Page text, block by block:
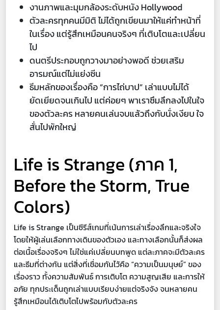
งานภาพและมุมกล้องระดับหนัง Hollywood
ตัวละครทุกคนมีมิติ ไม่ได้ถูกเขียนมาให้แค่ทำหน้าที่
ในเรื่อง แต่รู้สึกเหมือนคนจริงๆ ที่เติบโตและเปลี่ยน
ไป
ดนตรีประกอบถูกวางมาอย่างพอดี ช่วยเสริม
อารมณ์แต่ไม่แย่งซีน
ธีมหลักของเรื่องคือ “การไถ่บาป” เล่าแบบไม่ได้
ยัดเยียดจนเกินไป แต่ค่อยๆ พาเราซึมลึกลงไปในใจ
ของตัวละคร หลายคนเล่นจบแล้วถึงกับนั่งเงียบ ใจ
สั่นไปพักใหญ่
Life is Strange (ภาค 1,
Before the Storm, True
Colors)
Life is Strange เป็นซีรีส์เกมที่เน้นการเล่าเรื่องลึกและจริงใจ
โดยให้ผู้เล่นเลือกทางเดินของตัวเอง และทางเลือกนั้นก็ส่งผล
ต่อเนื้อเรื่องจริงๆ ไม่ใช่แค่เปลี่ยนบทพูด แต่ละภาคจะมีตัวละคร
และธีมที่ต่างกัน แต่สิ่งที่เชื่อมกันไว้คือ “ความเป็นมนุษย์” ของ
เรื่องราว ทั้งความสัมพันธ์ การเติบโต ความสูญเสีย และการให้
อภัย ทุกประเด็นถูกเล่าแบบเรียบง่ายแต่จริงจัง จนหลายคน
รู้สึกเหมือนได้เติบโตไปพร้อมกับตัวละคร